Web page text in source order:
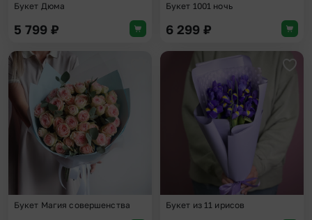
Букет Дюма
5 799 ₽
Букет 1001 ночь
6 299 ₽
Добавить в избранное
Букет Магия совершенства Букет из 11 ирисов